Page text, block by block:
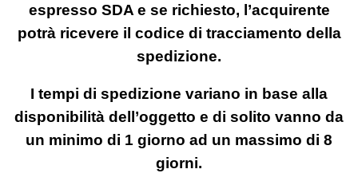
espresso SDA e se richiesto, l’acquirente
potrà ricevere il codice di tracciamento della
spedizione.
I tempi di spedizione variano in base alla
disponibilità dell’oggetto e di solito vanno da
un minimo di 1 giorno ad un massimo di 8
giorni.